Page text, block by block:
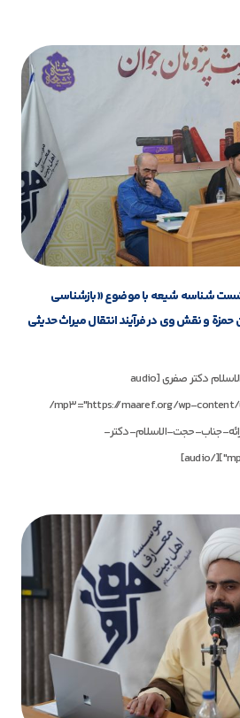
شناسه شیعه با موضوع «بازشناسی
و نقش وی در فرآیند انتقال میراث حدیثی
ارائه دهنده: حجت الاسلام دکتر صفری [audio
mp3="https://maaref.org/wp-content/uploads/2026/06/
جناب-حجت-الاسلام-دکتر-